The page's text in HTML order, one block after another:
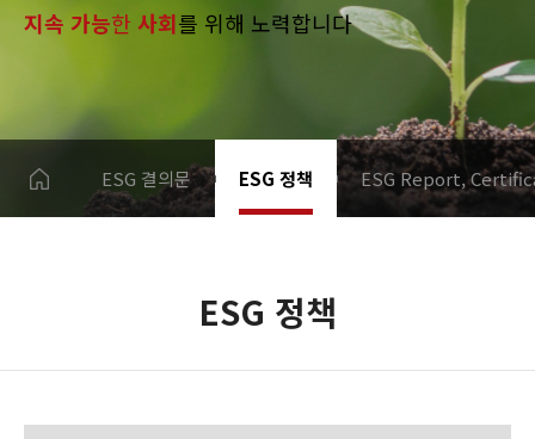
지속 가능한 사회를 위해 노력합니다
ESG 결의문 ESG 정책 ESG Report,
ESG 정책